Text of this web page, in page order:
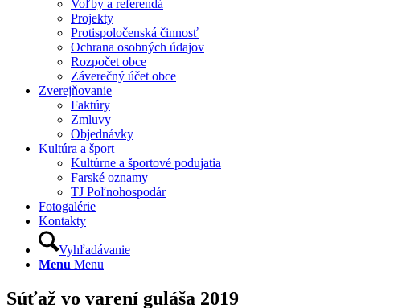
Voľby a referendá
Projekty
Protispoločenská činnosť
Ochrana osobných údajov
Rozpočet obce
Záverečný účet obce
Zverejňovanie
Faktúry
Zmluvy
Objednávky
Kultúra a šport
Kultúrne a športové podujatia
Farské oznamy
TJ Poľnohospodár
Fotogalérie
Kontakty
Vyhľadávanie
Menu Menu
Súťaž vo varení guláša 2019